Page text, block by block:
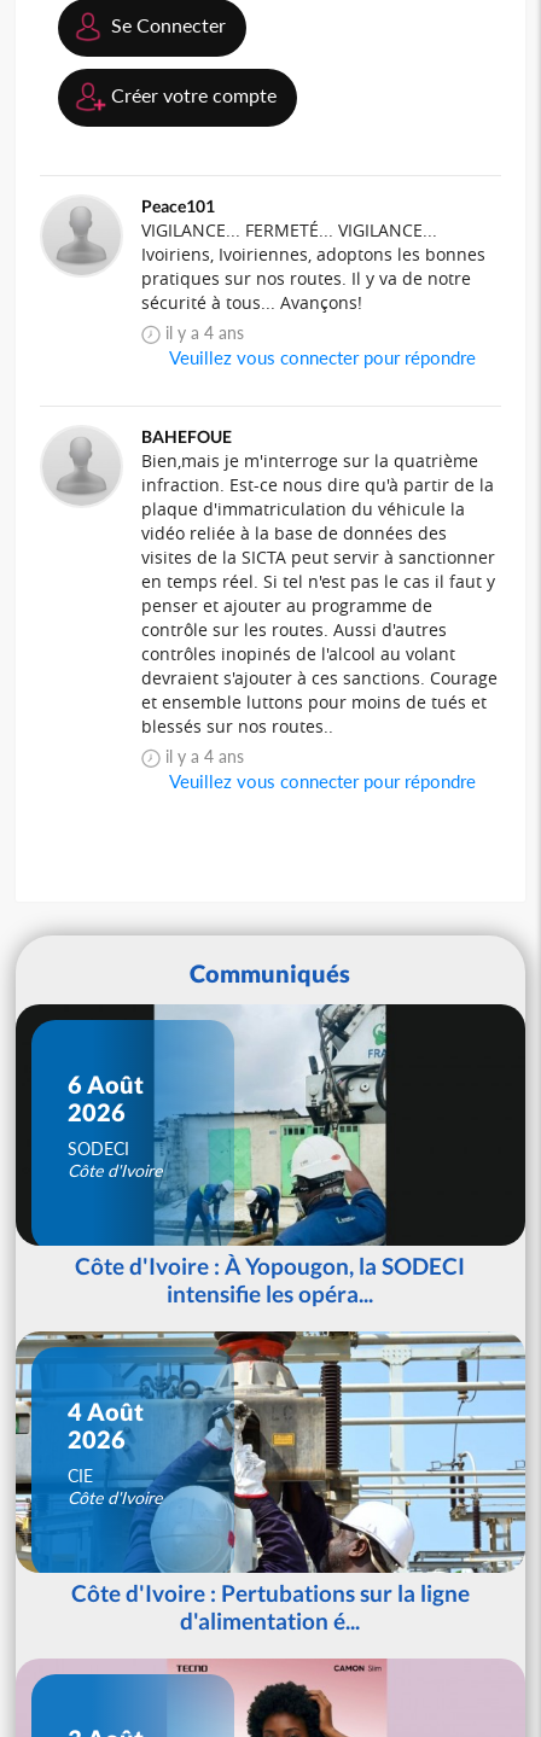
Se Connecter
Créer votre compte
Peace101
VIGILANCE... FERMETÉ... VIGILANCE...
Ivoiriens, Ivoiriennes, adoptons les bonnes
pratiques sur nos routes. Il y va de notre
sécurité à tous... Avançons!
il y a 4 ans
Veuillez vous connecter pour répondre
BAHEFOUE
Bien,mais je m'interroge sur la quatrième
infraction. Est-ce nous dire qu'à partir de la
plaque d'immatriculation du véhicule la
vidéo reliée à la base de données des
visites de la SICTA peut servir à sanctionner
en temps réel. Si tel n'est pas le cas il faut y
penser et ajouter au programme de
contrôle sur les routes. Aussi d'autres
contrôles inopinés de l'alcool au volant
devraient s'ajouter à ces sanctions. Courage
et ensemble luttons pour moins de tués et
blessés sur nos routes..
il y a 4 ans
Veuillez vous connecter pour répondre
Communiqués
6 Août
2026
SODECI
Côte d'Ivoire
Côte d'Ivoire : À Yopougon, la SODECI
intensifie les opéra...
4 Août
2026
CIE
Côte d'Ivoire
Côte d'Ivoire : Pertubations sur la ligne
d'alimentation é...